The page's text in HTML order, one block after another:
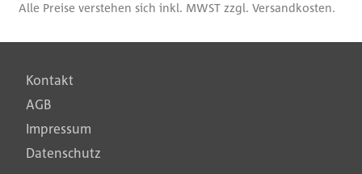
Alle Preise verstehen sich inkl. MWST zzgl. Versandkosten.
Kontakt
AGB
Impressum
Datenschutz